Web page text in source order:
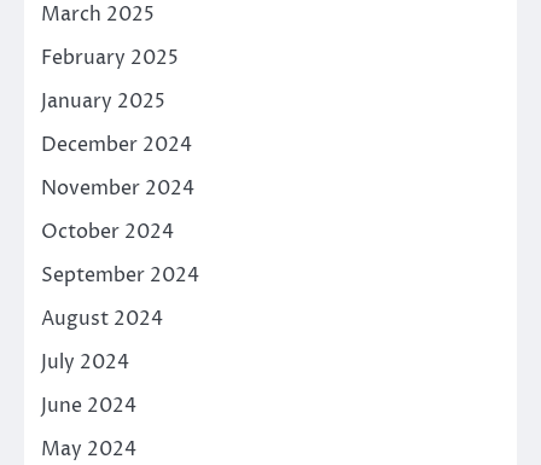
March 2025
February 2025
January 2025
December 2024
November 2024
October 2024
September 2024
August 2024
July 2024
June 2024
May 2024